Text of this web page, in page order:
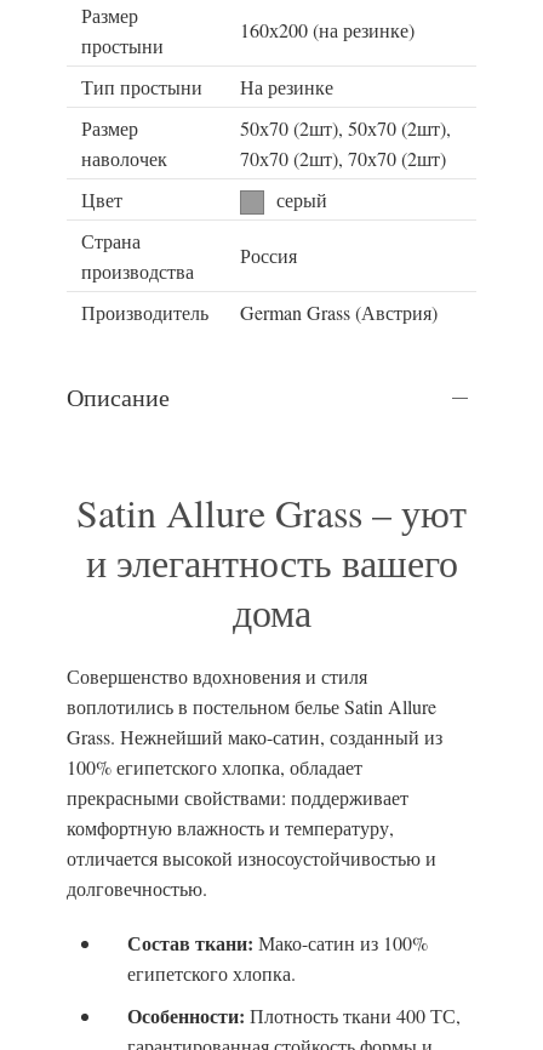
Размер
простыни
160х200 (на резинке)
Тип простыни
На резинке
Размер
наволочек
50х70 (2шт), 50х70 (2шт),
70х70 (2шт), 70х70 (2шт)
Цвет
серый
Страна
производства
Россия
Производитель German Grass (Австрия)
Описание
Satin Allure Grass – уют
и элегантность вашего
дома
Совершенство вдохновения и стиля
воплотились в постельном белье Satin Allure
Grass. Нежнейший мако-сатин, созданный из
100% египетского хлопка, обладает
прекрасными свойствами: поддерживает
комфортную влажность и температуру,
отличается высокой износоустойчивостью и
долговечностью.
Состав ткани: Мако-сатин из 100%
египетского хлопка.
Особенности: Плотность ткани 400 ТС,